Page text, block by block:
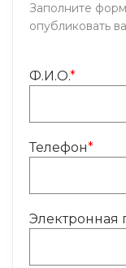
Заполните
опубликовать
Ф.И.О.*
Телефон*
Электронная